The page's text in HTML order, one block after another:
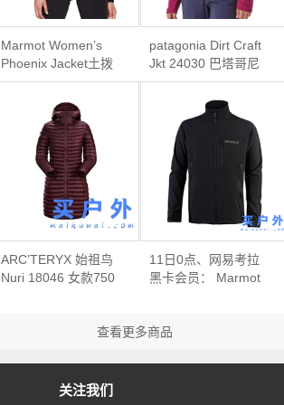
Marmot Women’s
Phoenix Jacket土拨
鼠 女士轻量级防风防
patagonia Dirt Craft
Jkt 24030 巴塔哥尼
亚 女式弹力软壳外套
ARC’TERYX 始祖鸟
Nuri 18046 女款750
11日0点、网易考拉
黑卡会员： Marmot
查看更多商品
关注我们